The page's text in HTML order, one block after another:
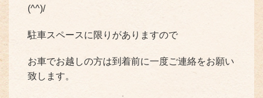
(^^)/
駐車スペースに限りがありますので
お車でお越しの方は到着前に一度ご連絡をお願い
致します。